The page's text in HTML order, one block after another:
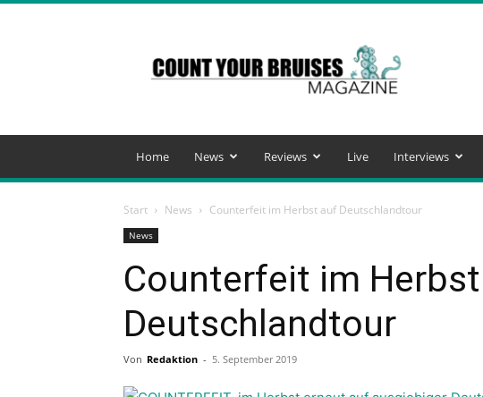
Your
Bruises
Magazine
Home News Reviews Live Interviews
Start News Counterfeit im Herbst auf Deutschlandtour
News
Counterfeit im
Deutschlandtour
Von Redaktion - 5. September 2019